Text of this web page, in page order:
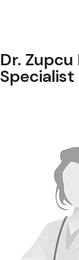
Dr.
Specialist